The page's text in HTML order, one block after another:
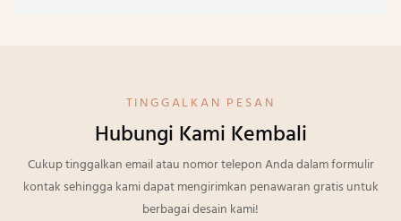
TINGGALKAN PESAN
Hubungi Kami Kembali
Cukup tinggalkan email atau nomor telepon Anda dalam formulir
kontak sehingga kami dapat mengirimkan penawaran gratis untuk
berbagai desain kami!